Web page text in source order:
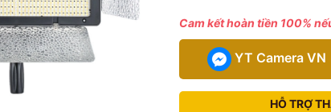
Cam kết hoàn tiền 100%
YT Camera VN
HỖ TRỢ
Body đèn
Điều khiển